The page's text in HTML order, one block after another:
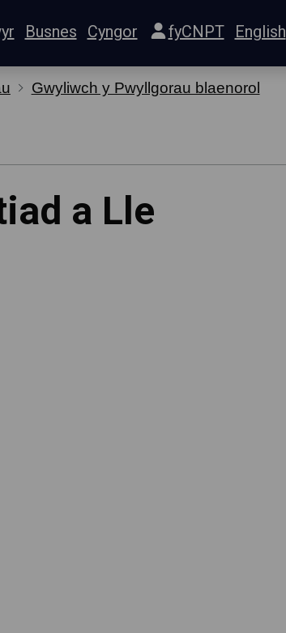
Busnes Cyngor fyCNPT English
Gwyliwch y Pwyllgorau blaenorol
a Lle